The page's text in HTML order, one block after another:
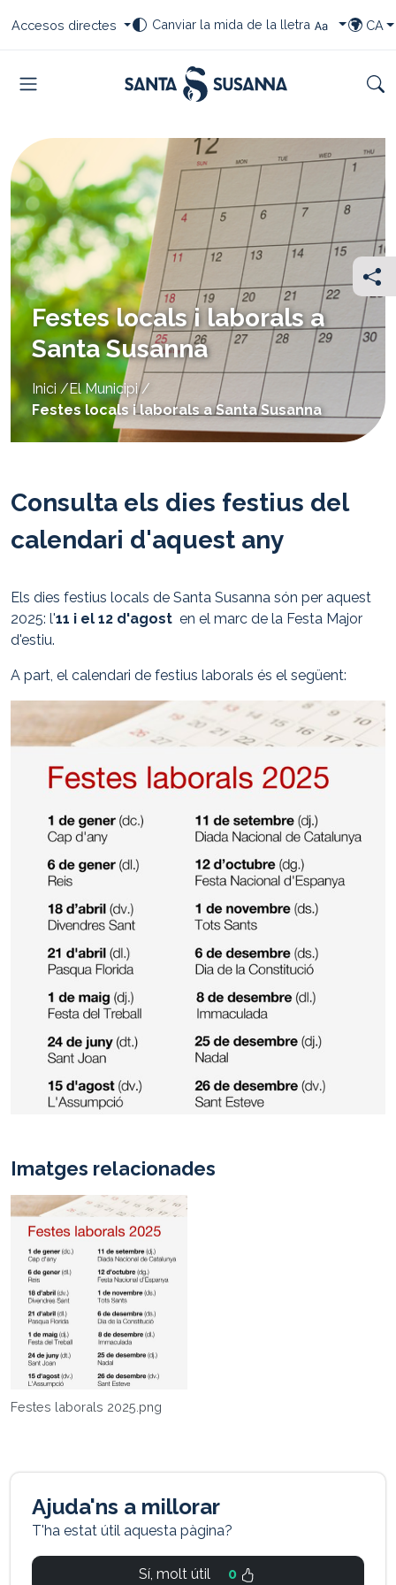
Seleccioneu les vostres dreceres
Accesos directes
Seleccioneu el vostre canvi de font
Canviar la mida de la lletra CA
TRIAR
Festes locals i laborals a
Santa Susanna
are
here:
Inici
El Municipi
Festes locals i laborals a Santa Susanna
Consulta els dies festius del
calendari d'aquest any
Consulta els dies festius del calendari d'aquest any
Els dies festius locals de Santa Susanna són per aquest
2025: l'11 i el 12 d'agost en el marc de la Festa Major
d'estiu.
A part, el calendari de festius laborals és el següent:
Imatges relacionades
Festes laborals 2025.png
Ajuda'ns a millorar
T'ha estat útil aquesta pàgina?
Sí, molt útil 0